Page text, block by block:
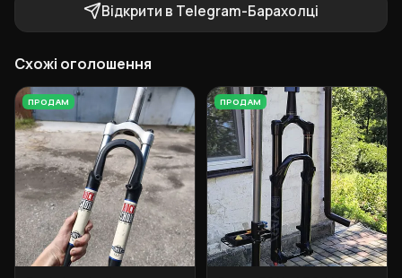
Відкрити в Telegram-Барахолці
Схожі оголошення
ПРОДАМ ПРОДАМ